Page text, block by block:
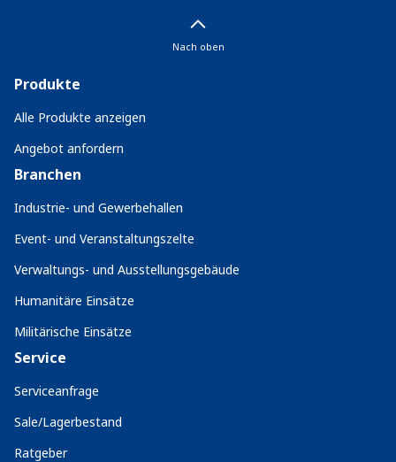
Nach oben
Produkte
Alle Produkte anzeigen
Angebot anfordern
Branchen
Industrie- und Gewerbehallen
Event- und Veranstaltungszelte
Verwaltungs- und Ausstellungsgebäude
Humanitäre Einsätze
Militärische Einsätze
Service
Serviceanfrage
Sale/Lagerbestand
Ratgeber